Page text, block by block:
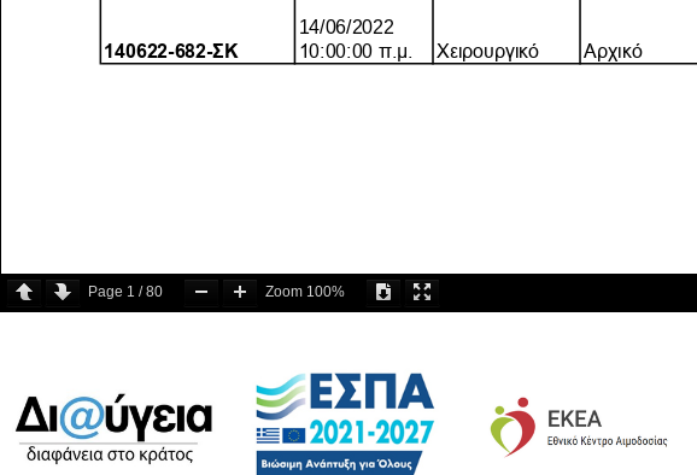
Page 1 /80 Zoom 100%